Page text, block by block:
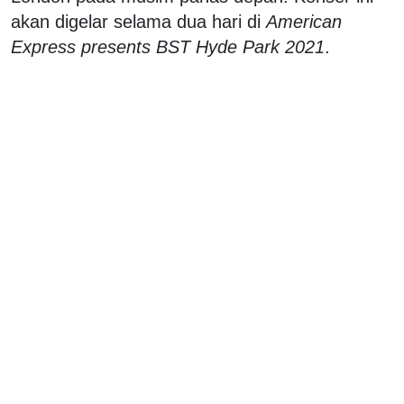
akan digelar selama dua hari diAmerican
Express presents BST Hyde Park 2021.